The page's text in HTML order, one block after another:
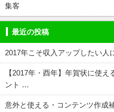
集客
最近の投稿
2017年こそ収入アップしたい人
【2017年・酉年】年賀状に使
ント …
意外と使える・コンテンツ作成